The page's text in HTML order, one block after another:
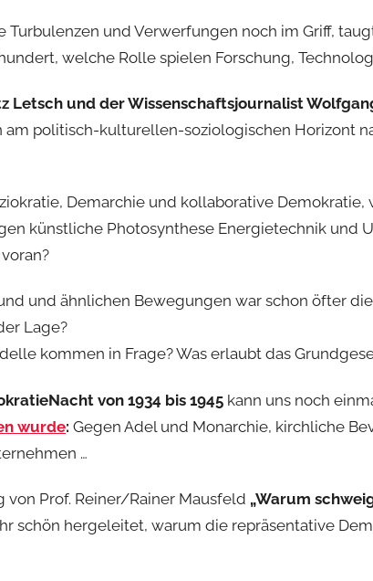
Turbulenzen und Verwerfungen noch im Griff,
welche Rolle spielen Forschung,
Letsch und der Wissenschaftsjournalist
am politisch-kulturellen-soziologischen Horizont
Demarchie und kollaborative
künstliche Photosynthese Energietechnik und
und ähnlichen Bewegungen war schon öfter
Lage?
kommen in Frage? Was erlaubt das
von 1934 bis 1945 kann uns noch
wurde: Gegen Adel und Monarchie, kirchliche
…
von Prof. Reiner/Rainer Mausfeld „Warum
schön hergeleitet, warum die repräsentative